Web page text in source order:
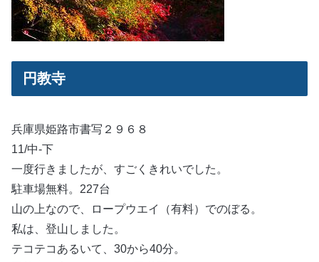
円教寺
兵庫県姫路市書写２９６８
11/中-下
一度行きましたが、すごくきれいでした。
駐車場無料。227台
山の上なので、ロープウエイ（有料）でのぼる。
私は、登山しました。
テコテコあるいて、30から40分。